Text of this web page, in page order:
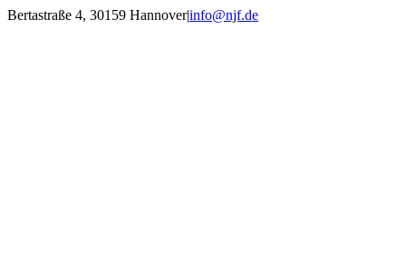
Zum
Bertastraße 4, 30159 Hannover|info@njf.de